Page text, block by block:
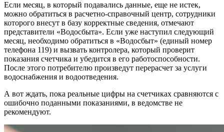
Если месяц, в который подавались данные, еще не истек,
можно обратиться в расчетно-справочный центр, сотрудники
которого внесут в базу корректные сведения, отмечают
представители «Водосбыта». Если уже наступил следующий
месяц, необходимо обратиться в «Водосбыт» (единый номер
телефона 119) и вызвать контролера, который проверит
показания счетчика и убедится в его работоспособности.
После этого потребителю произведут перерасчет за услуги
водоснабжения и водоотведения.
А вот ждать, пока реальные цифры на счетчиках сравняются с
ошибочно поданными показаниями, в ведомстве не
рекомендуют.